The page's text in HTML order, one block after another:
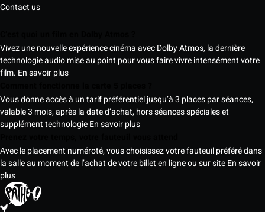
Contact us
Vivez une nouvelle expérience cinéma avec Dolby Atmos, la dernière
technologie audio mise au point pour vous faire vivre intensément votre
film. En savoir plus
Vous donne accès à un tarif préférentiel jusqu’à 3 places par séances,
valable 3 mois, après la date d’achat, hors séances spéciales et
supplément technologieEn savoir plus
Avec le placement numéroté, vous choisissez votre fauteuil préféré dans
la salle au moment de l’achat de votre billet en ligne ou sur siteEn savoir
plus